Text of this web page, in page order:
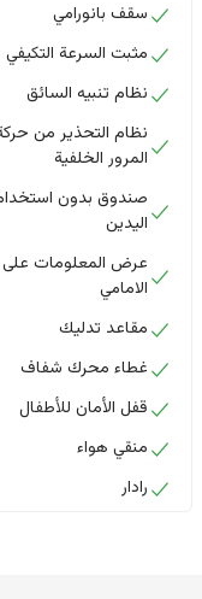
سقف بانورامي
مثبت السرعة التكيفي
نظام تنبيه السائق
نظام التحذير من
المرور الخلفية
صندوق بدون
اليدين
عرض المعلومات على
الامامي
مقاعد تدليك
غطاء محرك شفاف
قفل الأمان للأطفال
منقي هواء
رادار